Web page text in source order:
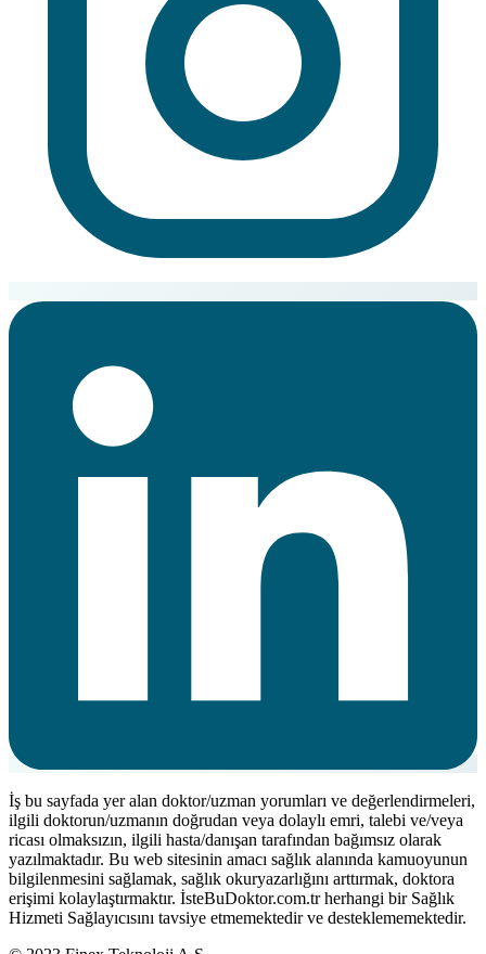
İş bu sayfada yer alan doktor/uzman yorumları ve değerlendirmeleri,
ilgili doktorun/uzmanın doğrudan veya dolaylı emri, talebi ve/veya
ricası olmaksızın, ilgili hasta/danışan tarafından bağımsız olarak
yazılmaktadır. Bu web sitesinin amacı sağlık alanında kamuoyunun
bilgilenmesini sağlamak, sağlık okuryazarlığını arttırmak, doktora
erişimi kolaylaştırmaktır. İsteBuDoktor.com.tr herhangi bir Sağlık
Hizmeti Sağlayıcısını tavsiye etmemektedir ve desteklememektedir.